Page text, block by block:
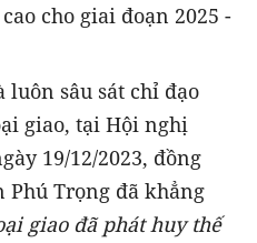
cho giai đoạn 2025 -
sâu sát chỉ đạo
giao, tại Hội nghị
19/12/2023, đồng
Phú Trọng đã khẳng
giao đã phát huy thế